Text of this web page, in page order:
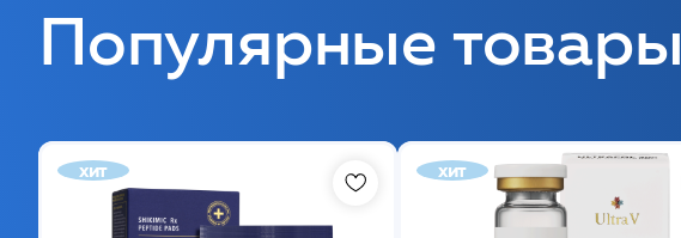
Популярные товары
хит хит